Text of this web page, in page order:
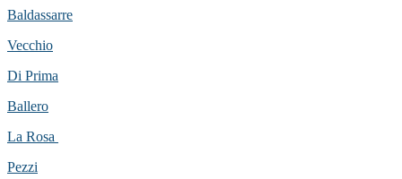
Baldassarre
Vecchio
Di Prima
Ballero
La Rosa
Pezzi